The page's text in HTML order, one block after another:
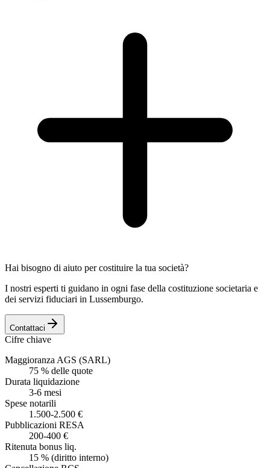
Hai bisogno di aiuto per costituire la tua società?
I nostri esperti ti guidano in ogni fase della costituzione societaria e
dei servizi fiduciari in Lussemburgo.
Contattaci
Cifre chiave
Maggioranza AGS (SARL)
75 % delle quote
Durata liquidazione
3-6 mesi
Spese notarili
1.500-2.500 €
Pubblicazioni RESA
200-400 €
Ritenuta bonus liq.
15 % (diritto interno)